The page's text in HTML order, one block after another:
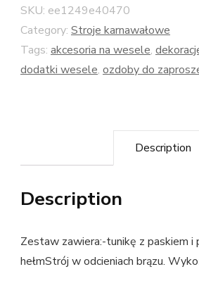
SKU: ee1249e40470
Category: Stroje karnawałowe
Tags: akcesoria na wesele,
dodatki wesele, ozdoby do
Description
Description
Zestaw zawiera:-tunikę z paskiem i
hełmStrój w odcieniach brązu.